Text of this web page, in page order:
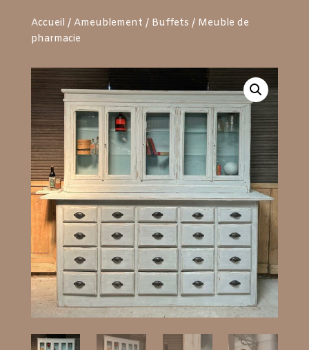
Accueil / Ameublement / Buffets / Meuble de
pharmacie